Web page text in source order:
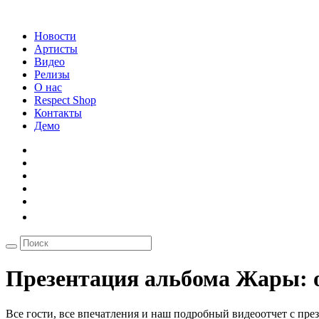
Новости
Артисты
Видео
Релизы
О нас
Respect Shop
Контакты
Демо
Презентация альбома Жары:
Все гости, все впечатления и наш подробный видеоотчет с